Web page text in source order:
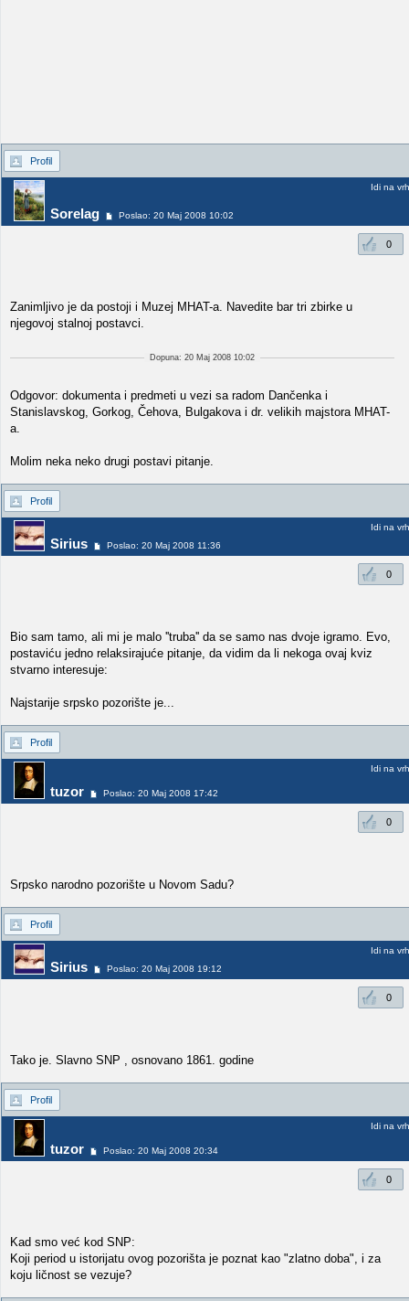
Profil
Sorelag Poslao: 20 Maj 2008 10:02
Idi na vrh
0
Zanimljivo je da postoji i Muzej MHAT-a. Navedite bar tri zbirke u
njegovoj stalnoj postavci.
Dopuna: 20 Maj 2008 10:02
Odgovor: dokumenta i predmeti u vezi sa radom Dančenka i
Stanislavskog, Gorkog, Čehova, Bulgakova i dr. velikih majstora MHAT-
a.
Molim neka neko drugi postavi pitanje.
Profil
Sirius Poslao: 20 Maj 2008 11:36
Idi na vrh
0
Bio sam tamo, ali mi je malo ''truba'' da se samo nas dvoje igramo. Evo,
postaviću jedno relaksirajuće pitanje, da vidim da li nekoga ovaj kviz
stvarno interesuje:
Najstarije srpsko pozorište je...
Profil
tuzor Poslao: 20 Maj 2008 17:42
Idi na vrh
0
Srpsko narodno pozorište u Novom Sadu?
Profil
Sirius Poslao: 20 Maj 2008 19:12
Idi na vrh
0
Tako je. Slavno SNP , osnovano 1861. godine
Profil
tuzor Poslao: 20 Maj 2008 20:34
Idi na vrh
0
Kad smo već kod SNP:
Koji period u istorijatu ovog pozorišta je poznat kao "zlatno doba", i za
koju ličnost se vezuje?